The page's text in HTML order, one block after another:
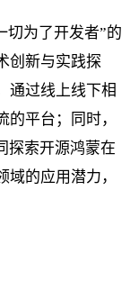
切为了开发者”的
创新与实践探
通过线上线下相
平台；同时，
探索开源鸿蒙在
的应用潜力，